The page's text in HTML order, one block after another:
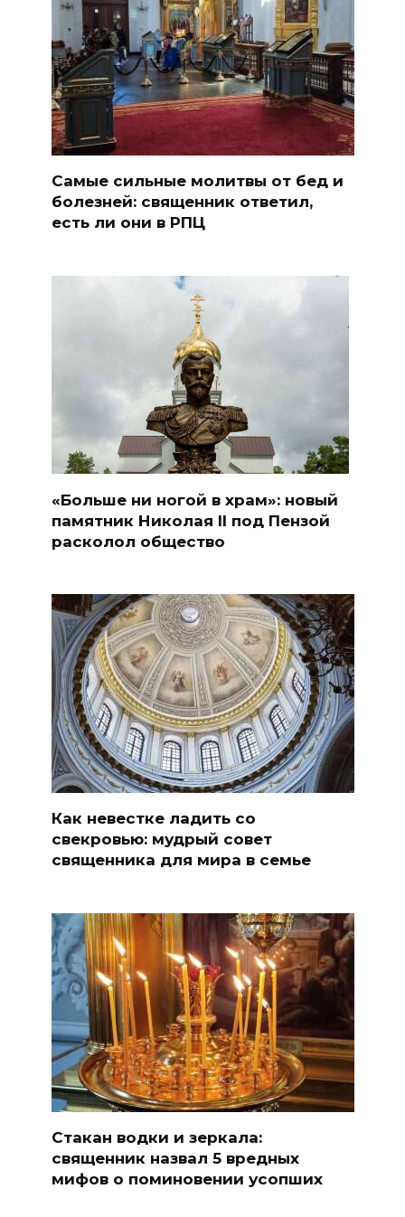
Самые сильные молитвы от бед и
болезней: священник ответил,
есть ли они в РПЦ
«Больше ни ногой в храм»: новый
памятник Николая II под Пензой
расколол общество
Как невестке ладить со
свекровью: мудрый совет
священника для мира в семье
Стакан водки и зеркала:
священник назвал 5 вредных
мифов о поминовении усопших